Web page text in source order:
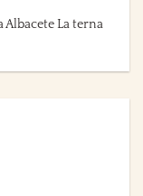
Albacete La terna